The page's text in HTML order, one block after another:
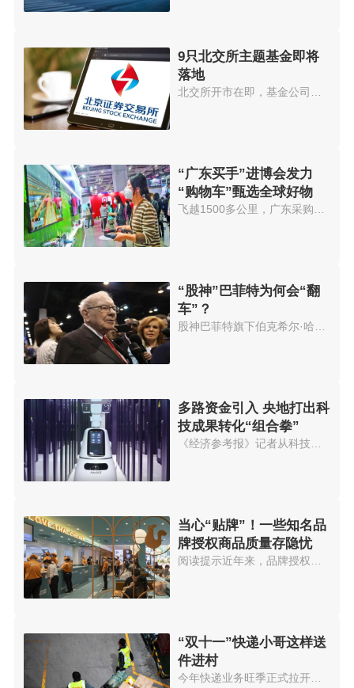
9只北交所主题基金即将
落地
“广东买手”进博会发力
“购物车”甄选全球好物
“股神”巴菲特为何会“翻
车”？
多路资金引入 央地打出科
技成果转化“组合拳”
当心“贴牌”！一些知名品
牌授权商品质量存隐忧
阅读提示近年来，品牌授权成为一...
“双十一”快递小哥这样送
件进村
今年快递业务旺季正式拉开帷幕。...